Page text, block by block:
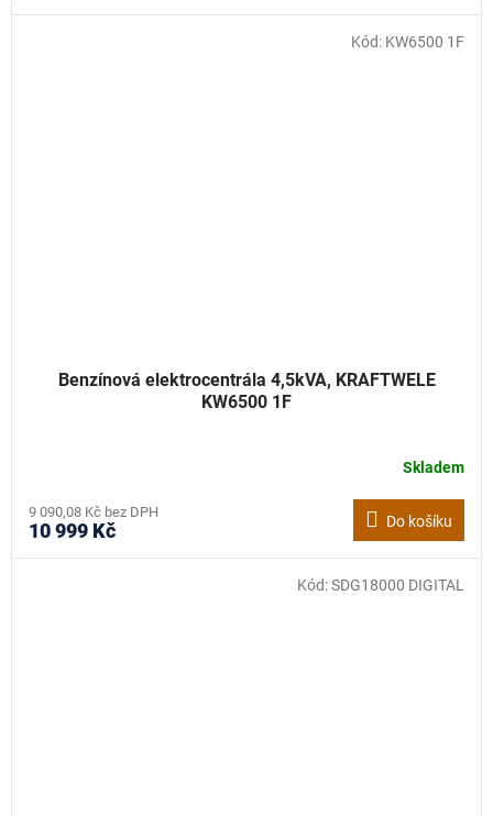
Benzínová elektrocentrála 4,5kVA, KRAFTWELE
KW6500 1F
Skladem
9 090,08 Kč bez DPH
10 999 Kč Do košíku
Kód: KW6500 1F
Kód:SDG18000 DIGITAL